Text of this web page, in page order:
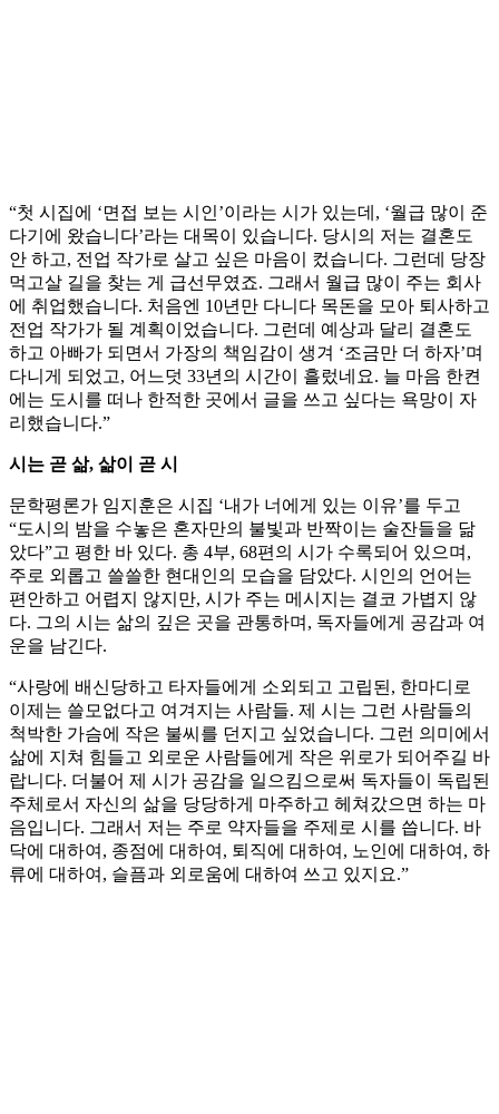
“첫 시집에 ‘면접 보는 시인’이라는 시가 있는데, ‘월급 많이 준
다기에 왔습니다’라는 대목이 있습니다. 당시의 저는 결혼도
안 하고, 전업 작가로 살고 싶은 마음이 컸습니다. 그런데 당장
먹고살 길을 찾는 게 급선무였죠. 그래서 월급 많이 주는 회사
에 취업했습니다. 처음엔 10년만 다니다 목돈을 모아 퇴사하고
전업 작가가 될 계획이었습니다. 그런데 예상과 달리 결혼도
하고 아빠가 되면서 가장의 책임감이 생겨 ‘조금만 더 하자’며
다니게 되었고, 어느덧 33년의 시간이 흘렀네요. 늘 마음 한켠
에는 도시를 떠나 한적한 곳에서 글을 쓰고 싶다는 욕망이 자
리했습니다.”
시는 곧 삶, 삶이 곧 시
문학평론가 임지훈은 시집 ‘내가 너에게 있는 이유’를 두고
“도시의 밤을 수놓은 혼자만의 불빛과 반짝이는 술잔들을 닮
았다”고 평한 바 있다. 총 4부, 68편의 시가 수록되어 있으며,
주로 외롭고 쓸쓸한 현대인의 모습을 담았다. 시인의 언어는
편안하고 어렵지 않지만, 시가 주는 메시지는 결코 가볍지 않
다. 그의 시는 삶의 깊은 곳을 관통하며, 독자들에게 공감과 여
운을 남긴다.
“사랑에 배신당하고 타자들에게 소외되고 고립된, 한마디로
이제는 쓸모없다고 여겨지는 사람들. 제 시는 그런 사람들의
척박한 가슴에 작은 불씨를 던지고 싶었습니다. 그런 의미에서
삶에 지쳐 힘들고 외로운 사람들에게 작은 위로가 되어주길 바
랍니다. 더불어 제 시가 공감을 일으킴으로써 독자들이 독립된
주체로서 자신의 삶을 당당하게 마주하고 헤쳐갔으면 하는 마
음입니다. 그래서 저는 주로 약자들을 주제로 시를 씁니다. 바
닥에 대하여, 종점에 대하여, 퇴직에 대하여, 노인에 대하여, 하
류에 대하여, 슬픔과 외로움에 대하여 쓰고 있지요.”